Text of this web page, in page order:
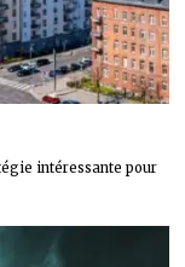
intéressante pour